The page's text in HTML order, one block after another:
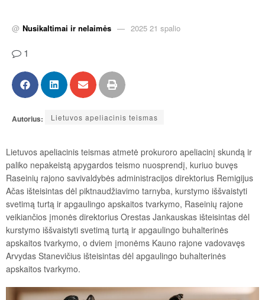
@ Nusikaltimai ir nelaimės 2025 21 spalio
1
Autorius: Lietuvos apeliacinis teismas
Lietuvos apeliacinis teismas atmetė prokuroro apeliacinį skundą ir
paliko nepakeistą apygardos teismo nuosprendį, kuriuo buvęs
Raseinių rajono savivaldybės administracijos direktorius Remigijus
Ačas išteisintas dėl piktnaudžiavimo tarnyba, kurstymo iššvaistyti
svetimą turtą ir apgaulingo apskaitos tvarkymo, Raseinių rajone
veikiančios įmonės direktorius Orestas Jankauskas išteisintas dėl
kurstymo iššvaistyti svetimą turtą ir apgaulingo buhalterinės
apskaitos tvarkymo, o dviem įmonėms Kauno rajone vadovavęs
Arvydas Stanevičius išteisintas dėl apgaulingo buhalterinės
apskaitos tvarkymo.